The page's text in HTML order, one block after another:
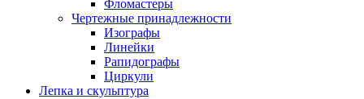
Фломастеры
Чертежные принадлежности
Изографы
Линейки
Рапидографы
Циркули
Лепка и скульптура